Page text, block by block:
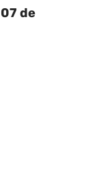
07 de